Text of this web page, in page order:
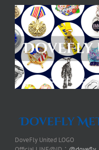
DoveFly United LOGO